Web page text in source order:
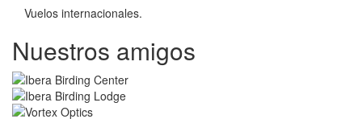
Vuelos internacionales.
Nuestros amigos